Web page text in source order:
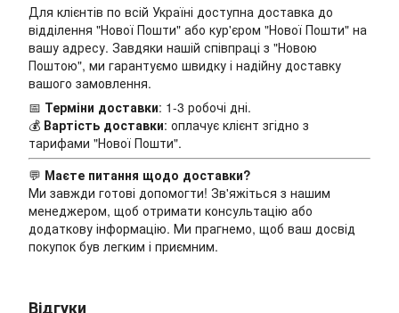
Для клієнтів по всій Україні доступна доставка до
відділення "Нової Пошти" або кур'єром "Нової Пошти" на
вашу адресу. Завдяки нашій співпраці з "Новою
Поштою", ми гарантуємо швидку і надійну доставку
вашого замовлення.
📅 Терміни доставки: 1-3 робочі дні.
💰 Вартість доставки: оплачує клієнт згідно з
тарифами "Нової Пошти".
💬 Маєте питання щодо доставки?
Ми завжди готові допомогти! Зв'яжіться з нашим
менеджером, щоб отримати консультацію або
додаткову інформацію. Ми прагнемо, щоб ваш досвід
покупок був легким і приємним.
Відгуки